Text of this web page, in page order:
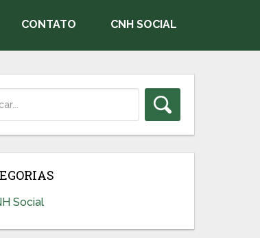
CONTATO CNH SOCIAL
Social